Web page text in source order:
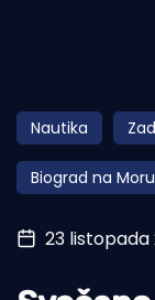
Obala
Otoci
Turizam i
Pomorstvo
Ribolov
Nautika
Biograd na Moru
23 listopada